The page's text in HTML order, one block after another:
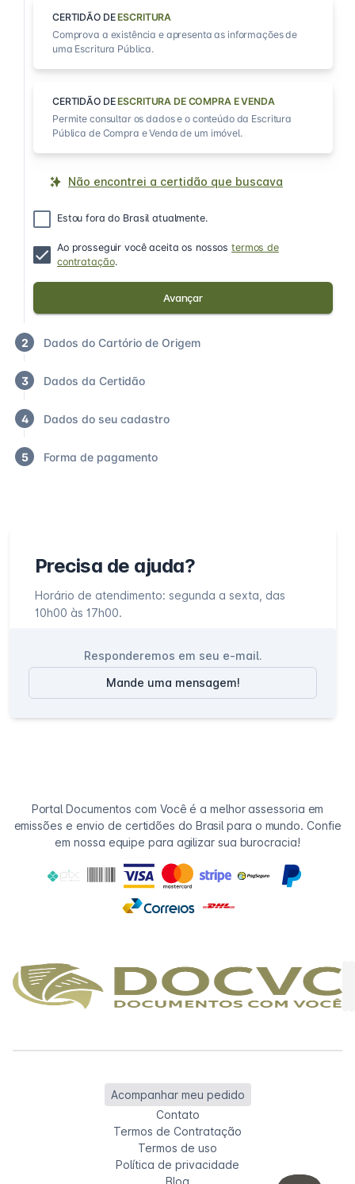
CERTIDÃO DEESCRITURA
Comprova a existência e apresenta as informações de
uma Escritura Pública.
CERTIDÃO DEESCRITURA DE COMPRA E VENDA
Permite consultar os dados e o conteúdo da Escritura
Pública de Compra e Venda de um imóvel.
Não encontrei a certidão que buscava
Estou fora do Brasil atualmente.
Ao prosseguir você aceita os nossostermos de
contratação.
Avançar
2 Dados do Cartório de Origem
3 Dados da Certidão
4 Dados do seu cadastro
5 Forma de pagamento
Precisa de ajuda?
Horário de atendimento: segunda a sexta, das
10h00 às 17h00.
Responderemos em seu e-mail.
Mande uma mensagem!
Portal Documentos com Você é a melhor assessoria em
emissões e envio de certidões do Brasil para o mundo. Confie
em nossa equipe para agilizar sua burocracia!
Acompanhar meu pedido
Contato
Termos de Contratação
Termos de uso
Política de privacidade
Blog